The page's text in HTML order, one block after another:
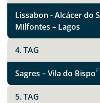
Lissabon - Alcácer do
Milfontes – Lagos
4. TAG
Sagres – Vila do BispoF
5. TAG